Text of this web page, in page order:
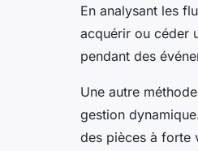
En analysant les
acquérir ou céder
pendant des
Une autre
gestion
des pièces à forte